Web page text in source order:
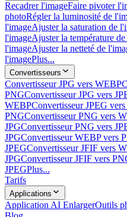
Recadrer l'imageFaire pivoter
photoRégler la luminosité de
l'imageAjuster la saturation de
l'imageAjuster la température
l'imageAjuster la netteté de
l'imagePlus...
Convertisseurs
Convertisseur JPG vers WEBP
PNGConvertisseur JPG vers
WEBPConvertisseur JPEG vers
PNGConvertisseur PNG vers
JPGConvertisseur PNG vers
JPGConvertisseur WEBP vers
JPEGConvertisseur JFIF vers
JPGConvertisseur JFIF vers
JPEGPlus...
Tarifs
Applications
Application AI EnlargerOutils